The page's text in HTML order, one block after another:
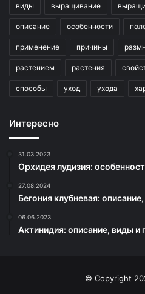
виды выращивание
описание особенности
применение причины
растением растения
способы уход ухода
Интересно
31.03.2023
Орхидея лудизия:
27.08.2024
Бегония клубневая:
06.06.2023
Актинидия: описание, виды и
© Copyright